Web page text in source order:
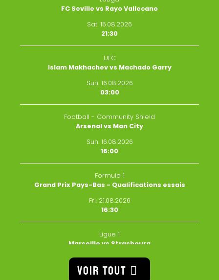
FC Seville vs Rayo Vallecano
Sat. 15.08.2026
21:30
UFC
Islam Makhachev vs Machado Garry
Sun. 16.08.2026
03:00
Football - Community Shield
Arsenal vs Man City
Sun. 16.08.2026
16:00
Formule 1
Grand Prix Pays-Bas - Qualifications essais
Fri. 21.08.2026
16:30
Ligue 1
Marseille vs Strasbourg
Fri. 21.08.2026
20:45
VOIR TOUT